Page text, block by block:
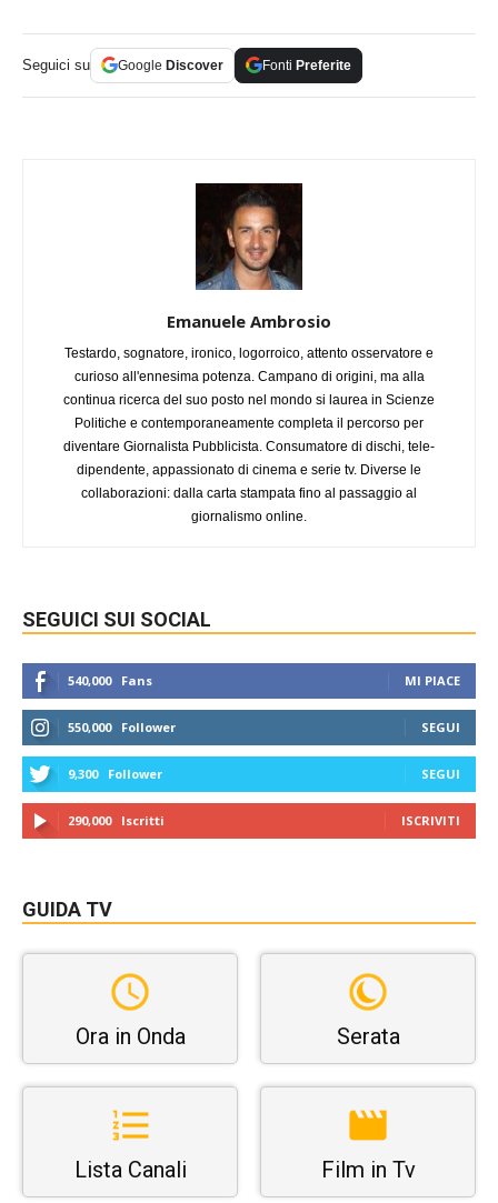
Seguici su Google Discover Fonti Preferite
Emanuele Ambrosio
Testardo, sognatore, ironico, logorroico, attento osservatore e
curioso all'ennesima potenza. Campano di origini, ma alla
continua ricerca del suo posto nel mondo si laurea in Scienze
Politiche e contemporaneamente completa il percorso per
diventare Giornalista Pubblicista. Consumatore di dischi, tele-
dipendente, appassionato di cinema e serie tv. Diverse le
collaborazioni: dalla carta stampata fino al passaggio al
giornalismo online.
SEGUICI SUI SOCIAL
540,000 Fans MI PIACE
550,000 Follower SEGUI
9,300 Follower SEGUI
290,000 Iscritti ISCRIVITI
GUIDA TV
Ora in Onda Serata
Lista Canali Film in Tv